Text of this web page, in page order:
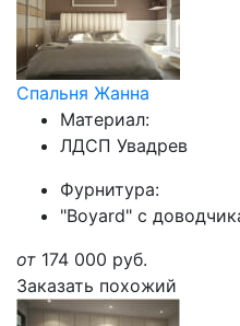
Спальня Жанна
Материал:
ЛДСП Увадрев
Фурнитура:
"Boyard" с
от 174 000 руб.
Заказать похожий